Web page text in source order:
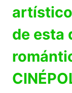
de esta